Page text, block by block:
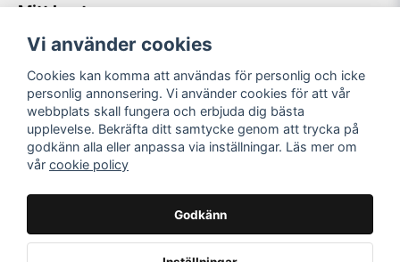
Mitt konto
Logga in
Glömt lösenord?
Kundtjänst
Guider
email
Mejladress
Bli medlem i vårt nyhetsbrev och ta del av våra nyheter och
Vi använder cookies
Cookies kan komma att användas för personlig och icke
personlig annonsering. Vi använder cookies för att vår
webbplats skall fungera och erbjuda dig bästa
upplevelse. Bekräfta ditt samtycke genom att trycka på
godkänn alla eller anpassa via inställningar. Läs mer om
vår cookie policy
Godkänn